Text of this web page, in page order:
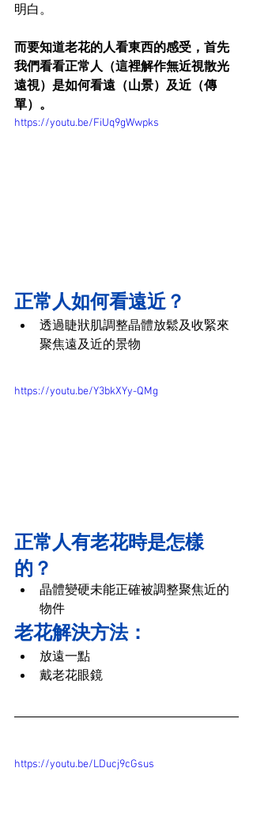
明白。
而要知道老花的人看東西的感受，首先
我們看看正常人（這裡解作無近視散光
遠視）是如何看遠（山景）及近（傳
單）。
https://youtu.be/FiUq9gWwpks
正常人如何看遠近？
透過睫狀肌調整晶體放鬆及收緊來
聚焦遠及近的景物
https://youtu.be/Y3bkXYy-QMg
正常人有老花時是怎樣
的？
晶體變硬未能正確被調整聚焦近的
物件
老花解決方法：
放遠一點
戴老花眼鏡
https://youtu.be/LDucj9cGsus